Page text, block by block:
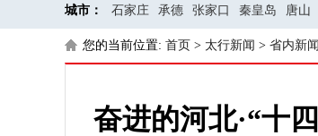
城市： 石家庄 承德 张家口 秦皇岛 唐山
您的当前位置: 首页 > 太行新闻 > 省内新闻
奋进的河北·“十